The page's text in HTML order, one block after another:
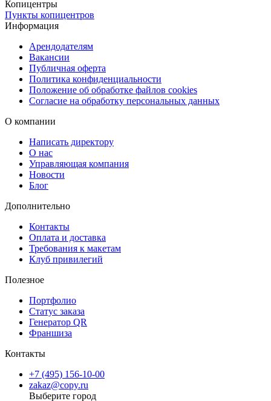
стандартных документов и калька 90 г/м² для более
специфических материалов, которые требуют особого подхода.
Эти материалы обеспечат отличное качество печати и
долговечность ваших чертежей.
Удобная доставка
Готовые копии чертежей можно забрать бесплатно в наших
курьер). Для срочных заказов доступна курьерская доставка в
день оформления заказа, что позволяет вам получить материалы
быстро и удобно.
Копицентры
Пункты копицентров
Информация
Арендодателям
Вакансии
Публичная оферта
Политика конфиденциальности
Положение об обработке файлов cookies
Согласие на обработку персональных данных
О компании
Написать директору
О нас
Управляющая компания
Новости
Блог
Дополнительно
Контакты
Оплата и доставка
Требования к макетам
Клуб привилегий
Полезное
Портфолио
Статус заказа
Генератор QR
Франшиза
Контакты
+7 (495) 156-10-00
zakaz@copy.ru